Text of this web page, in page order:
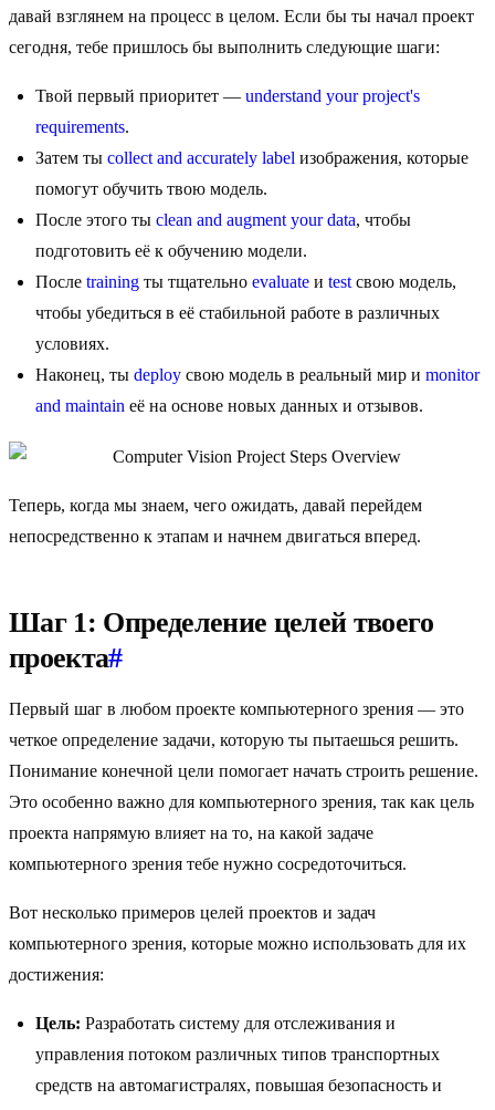
давай взглянем на процесс в целом. Если бы ты начал проект
сегодня, тебе пришлось бы выполнить следующие шаги:
Твой первый приоритет — understand your project's
requirements.
Затем ты collect and accurately label изображения, которые
помогут обучить твою модель.
После этого ты clean and augment your data, чтобы
подготовить её к обучению модели.
После training ты тщательно evaluate и test свою модель,
чтобы убедиться в её стабильной работе в различных
условиях.
Наконец, ты deploy свою модель в реальный мир и monitor
and maintain её на основе новых данных и отзывов.
Теперь, когда мы знаем, чего ожидать, давай перейдем
непосредственно к этапам и начнем двигаться вперед.
Шаг 1: Определение целей твоего
проекта#
Первый шаг в любом проекте компьютерного зрения — это
четкое определение задачи, которую ты пытаешься решить.
Понимание конечной цели помогает начать строить решение.
Это особенно важно для компьютерного зрения, так как цель
проекта напрямую влияет на то, на какой задаче
компьютерного зрения тебе нужно сосредоточиться.
Вот несколько примеров целей проектов и задач
компьютерного зрения, которые можно использовать для их
достижения:
Цель: Разработать систему для отслеживания и
управления потоком различных типов транспортных
средств на автомагистралях, повышая безопасность и